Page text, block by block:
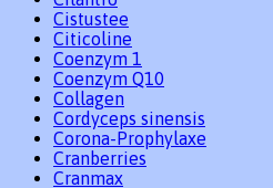
Cistustee
Citicoline
Coenzym 1
Coenzym Q10
Collagen
Cordyceps sinensis
Corona-Prophylaxe
Cranberries
Cranmax